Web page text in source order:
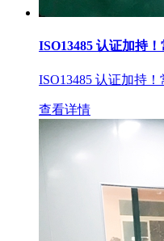
ISO13485 认证加持
ISO13485 认证加持
查看详情